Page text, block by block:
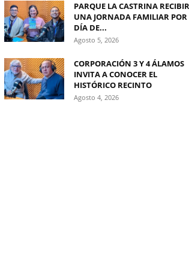
PARQUE LA CASTRINA
UNA JORNADA FAMILIAR POR
DÍA DE...
Agosto 5, 2026
CORPORACIÓN 3 Y 4 ÁLAMOS
INVITA A CONOCER EL
HISTÓRICO RECINTO
Agosto 4, 2026